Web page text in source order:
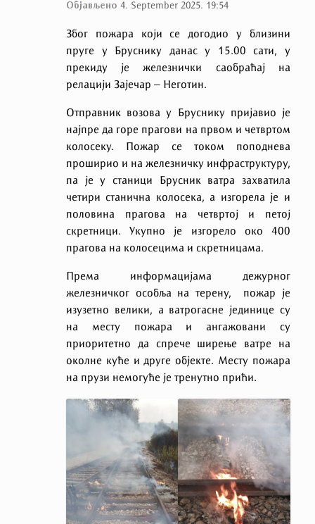
Објављено 4. September 2025. 19:54
Због пожара који се догодио у близини
пруге у Бруснику данас у 15.00 сати, у
прекиду је железнички саобраћај на
релацији Зајечар – Неготин.
Отправник возова у Бруснику пријавио је
најпре да горе прагови на првом и четвртом
колосеку. Пожар се током поподнева
проширио и на железничку инфраструктуру,
па је у станици Брусник ватра захватила
четири станична колосека, а изгорела је и
половина прагова на четвртој и петој
скретници. Укупно је изгорело око 400
прагова на колосецима и скретницама.
Према информацијама дежурног
железничког особља на терену, пожар је
изузетно велики, а ватрогасне јединице су
на месту пожара и ангажовани су
приоритетно да спрече ширење ватре на
околне куће и друге објекте. Месту пожара
на прузи немогуће је тренутно прићи.